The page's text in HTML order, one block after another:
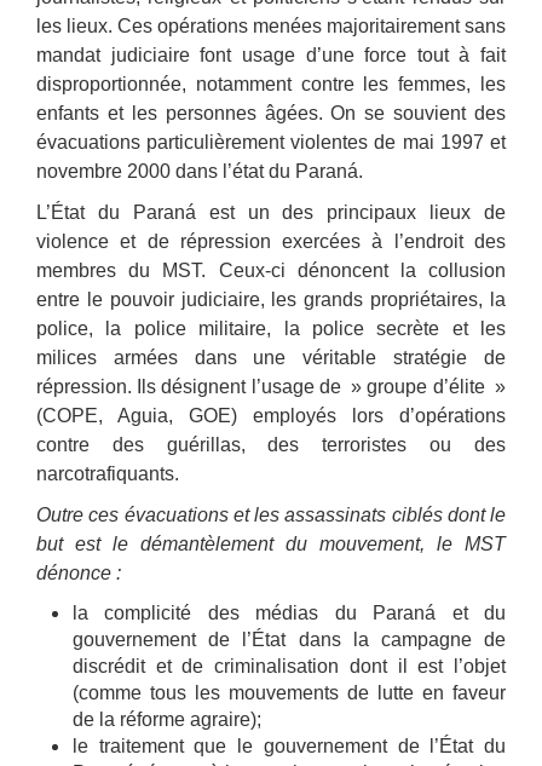
les lieux. Ces opérations menées majoritairement sans
mandat judiciaire font usage d’une force tout à fait
disproportionnée, notamment contre les femmes, les
enfants et les personnes âgées. On se souvient des
évacuations particulièrement violentes de mai 1997 et
novembre 2000 dans l’état du Paraná.
L’État du Paraná est un des principaux lieux de
violence et de répression exercées à l’endroit des
membres du MST. Ceux-ci dénoncent la collusion
entre le pouvoir judiciaire, les grands propriétaires, la
police, la police militaire, la police secrète et les
milices armées dans une véritable stratégie de
répression. Ils désignent l’usage de » groupe d’élite »
(COPE, Aguia, GOE) employés lors d’opérations
contre des guérillas, des terroristes ou des
narcotrafiquants.
Outre ces évacuations et les assassinats ciblés dont le
but est le démantèlement du mouvement, le MST
dénonce :
la complicité des médias du Paraná et du
gouvernement de l’État dans la campagne de
discrédit et de criminalisation dont il est l’objet
(comme tous les mouvements de lutte en faveur
de la réforme agraire);
le traitement que le gouvernement de l’État du